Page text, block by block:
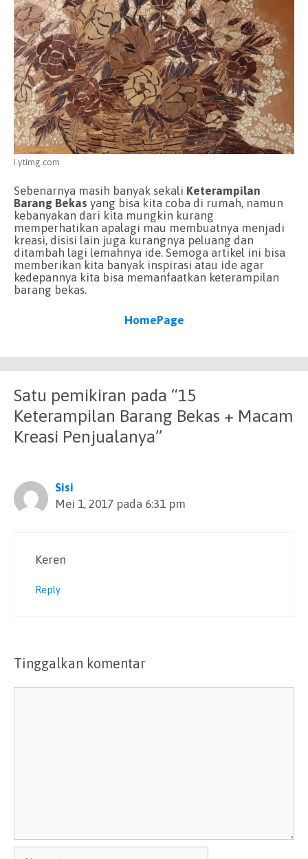
i.ytimg.com
Sebenarnya masih banyak sekali Keterampilan
Barang Bekas yang bisa kita coba di rumah, namun
kebanyakan dari kita mungkin kurang
memperhatikan apalagi mau membuatnya menjadi
kreasi, disisi lain juga kurangnya peluang dan
ditambah lagi lemahnya ide. Semoga artikel ini bisa
memberikan kita banyak inspirasi atau ide agar
kedepannya kita bisa memanfaatkan keterampilan
barang bekas.
HomePage
Satu pemikiran pada “15
Keterampilan Barang Bekas + Macam
Kreasi Penjualanya”
Sisi
Mei 1, 2017 pada 6:31 pm
Keren
Reply
Tinggalkan komentar